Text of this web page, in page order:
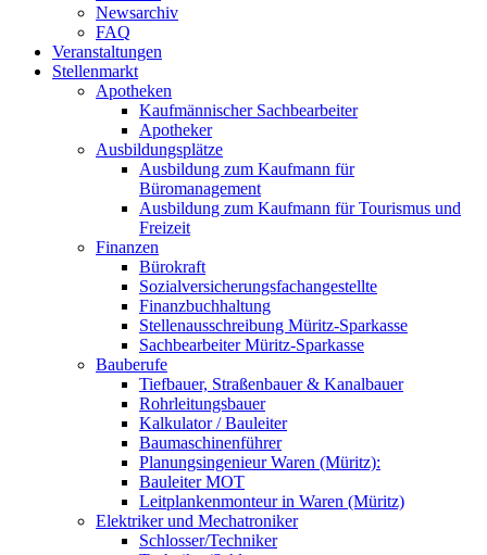
Newsarchiv
FAQ
Veranstaltungen
Stellenmarkt
Apotheken
Kaufmännischer Sachbearbeiter
Apotheker
Ausbildungsplätze
Ausbildung zum Kaufmann für
Büromanagement
Ausbildung zum Kaufmann für Tourismus und
Freizeit
Finanzen
Bürokraft
Sozialversicherungsfachangestellte
Finanzbuchhaltung
Stellenausschreibung Müritz-Sparkasse
Sachbearbeiter Müritz-Sparkasse
Bauberufe
Tiefbauer, Straßenbauer & Kanalbauer
Rohrleitungsbauer
Kalkulator / Bauleiter
Baumaschinenführer
Planungsingenieur Waren (Müritz):
Bauleiter MOT
Leitplankenmonteur in Waren (Müritz)
Elektriker und Mechatroniker
Schlosser/Techniker